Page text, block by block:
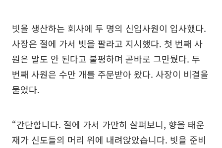
빗을 생산하는 회사에 두 명의 신입사원이 입사했다.
사장은 절에 가서 빗을 팔라고 지시했다. 첫 번째 사
원은 말도 안 된다고 불평하며 곧바로 그만뒀다. 두
번째 사원은 수만 개를 주문받아 왔다. 사장이 비결을
물었다.
“간단합니다. 절에 가서 가만히 살펴보니, 향을 태운
재가 신도들의 머리 위에 내려앉았습니다. 빗을 준비